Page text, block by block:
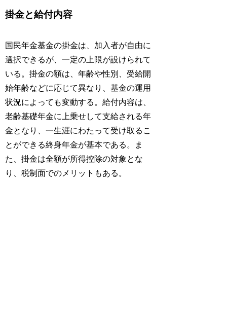
掛金と給付内容
国民年金基金の掛金は、加入者が自由に
選択できるが、一定の上限が設けられて
いる。掛金の額は、年齢や性別、受給開
始年齢などに応じて異なり、基金の運用
状況によっても変動する。給付内容は、
老齢基礎年金に上乗せして支給される年
金となり、一生涯にわたって受け取るこ
とができる終身年金が基本である。ま
た、掛金は全額が所得控除の対象とな
り、税制面でのメリットもある。